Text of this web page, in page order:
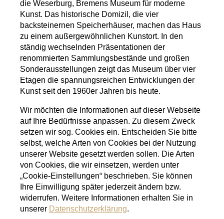
die Weserburg, Bremens Museum für moderne
Kunst. Das historische Domizil, die vier
backsteinernen Speicherhäuser, machen das Haus
zu einem außergewöhnlichen Kunstort. In den
ständig wechselnden Präsentationen der
renommierten Sammlungsbestände und großen
Sonderausstellungen zeigt das Museum über vier
Etagen die spannungsreichen Entwicklungen der
Kunst seit den 1960er Jahren bis heute.
Wir möchten die Informationen auf dieser Webseite
auf Ihre Bedürfnisse anpassen. Zu diesem Zweck
setzen wir sog. Cookies ein. Entscheiden Sie bitte
selbst, welche Arten von Cookies bei der Nutzung
unserer Website gesetzt werden sollen. Die Arten
von Cookies, die wir einsetzen, werden unter
„Cookie-Einstellungen“ beschrieben. Sie können
Ihre Einwilligung später jederzeit ändern bzw.
widerrufen. Weitere Informationen erhalten Sie in
unserer Datenschutzerklärung.